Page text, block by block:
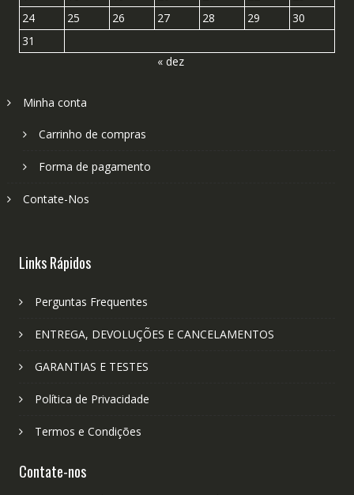
24
25 26 27 28 29
30
31
« dez
Minha conta
Carrinho de compras
Forma de pagamento
Contate-Nos
Links Rápidos
Perguntas Frequentes
ENTREGA, DEVOLUÇÕES E CANCELAMENTOS
GARANTIAS E TESTES
Política de Privacidade
Termos e Condições
Contate-nos